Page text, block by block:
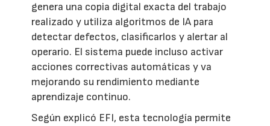
genera una copia digital exacta del trabajo
realizado y utiliza algoritmos de IA para
detectar defectos, clasificarlos y alertar al
operario. El sistema puede incluso activar
acciones correctivas automáticas y va
mejorando su rendimiento mediante
aprendizaje continuo.
Según explicó EFI, esta tecnología permite